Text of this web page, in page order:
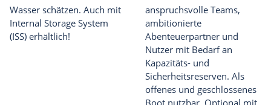
Wasser schätzen. Auch mit
Internal Storage System
(ISS) erhältlich!
anspruchsvolle Teams,
ambitionierte
Abenteuerpartner und
Nutzer mit Bedarf an
Kapazitäts- und
Sicherheitsreserven. Als
offenes und geschlossenes